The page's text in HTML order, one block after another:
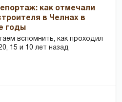
как отмечали
в Челнах в
годы
вспомнить, как проходил
15 и 10 лет назад